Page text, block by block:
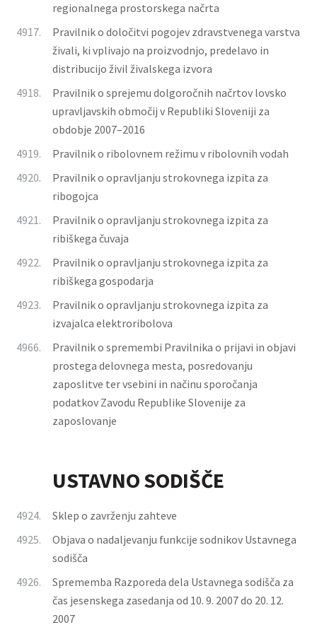
regionalnega prostorskega načrta
4917.
Pravilnik o določitvi pogojev zdravstvenega varstva
živali, ki vplivajo na proizvodnjo, predelavo in
distribucijo živil živalskega izvora
4918.
Pravilnik o sprejemu dolgoročnih načrtov lovsko
upravljavskih območij v Republiki Sloveniji za
obdobje 2007–2016
4919.
Pravilnik o ribolovnem režimu v ribolovnih vodah
4920.
Pravilnik o opravljanju strokovnega izpita za
ribogojca
4921.
Pravilnik o opravljanju strokovnega izpita za
ribiškega čuvaja
4922.
Pravilnik o opravljanju strokovnega izpita za
ribiškega gospodarja
4923.
Pravilnik o opravljanju strokovnega izpita za
izvajalca elektroribolova
4966.
Pravilnik o spremembi Pravilnika o prijavi in objavi
prostega delovnega mesta, posredovanju
zaposlitve ter vsebini in načinu sporočanja
podatkov Zavodu Republike Slovenije za
zaposlovanje
USTAVNO SODIŠČE
4924.
Sklep o zavrženju zahteve
4925.
Objava o nadaljevanju funkcije sodnikov Ustavnega
sodišča
4926.
Sprememba Razporeda dela Ustavnega sodišča za
čas jesenskega zasedanja od 10. 9. 2007 do 20. 12.
2007